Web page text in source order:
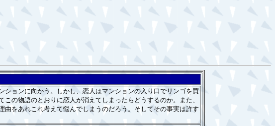
ョンに向かう。しかし、恋人はマンションの入り口でリンゴを買
の物語のとおりに恋人が消えてしまったらどうするのか。また、
をあれこれ考えて悩んでしまうのだろう。そしてその事実は許す